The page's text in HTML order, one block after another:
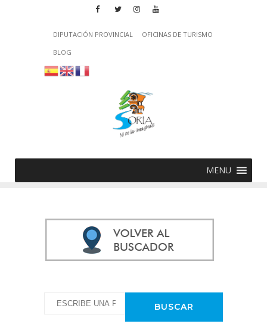
DIPUTACIÓN PROVINCIAL
OFICINAS DE TURISMO
BLOG
MENU